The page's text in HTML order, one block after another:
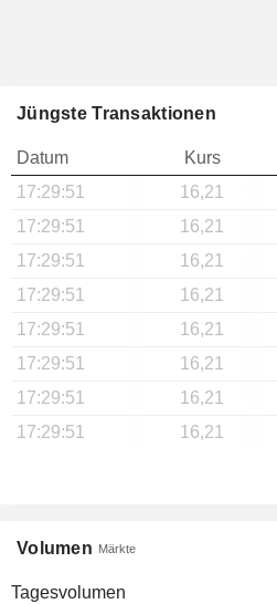
Volumen Märkte
Tagesvolumen
Jüngste Transaktionen
Datum Kurs
17:29:51
16,21
17:29:51
16,21
17:29:51
16,21
17:29:51
16,21
17:29:51
16,21
17:29:51
16,21
17:29:51
16,21
17:29:51
16,21